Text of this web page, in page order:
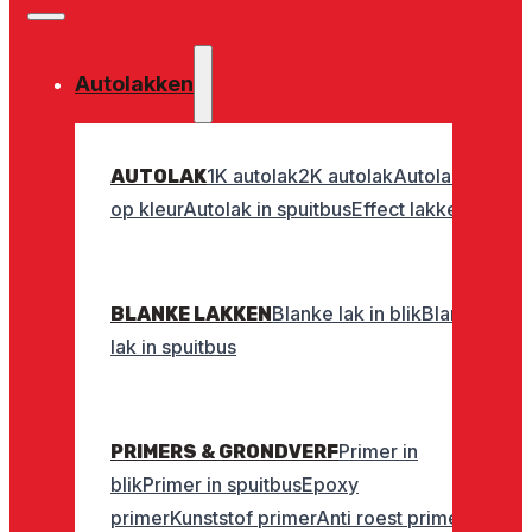
Autolakken
AUTOLAK1K autolak2K autolakAutolak
op kleurAutolak in spuitbusEffect lakken
BLANKE LAKKENBlanke lak in blikBlanke
lak in spuitbus
PRIMERS & GRONDVERFPrimer in
blikPrimer in spuitbusEpoxy
primerKunststof primerAnti roest primer